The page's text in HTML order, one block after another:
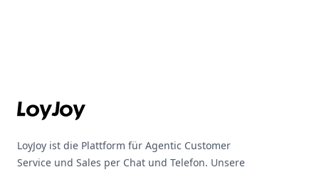
LoyJoy ist die Plattform für Agentic Customer
Service und Sales per Chat und Telefon. Unsere